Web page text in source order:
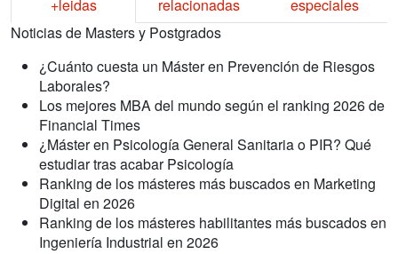
+leidas relacionadas
especiales
Noticias de Masters y Postgrados
¿Cuánto cuesta un Máster en Prevención de Riesgos
Laborales?
Los mejores MBA del mundo según el ranking 2026 de
Financial Times
¿Máster en Psicología General Sanitaria o PIR? Qué
estudiar tras acabar Psicología
Ranking de los másteres más buscados en Marketing
Digital en 2026
Ranking de los másteres habilitantes más buscados en
Ingeniería Industrial en 2026